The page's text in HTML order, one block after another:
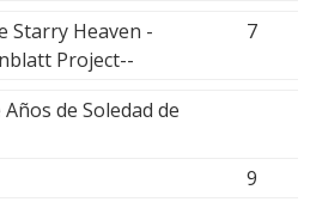
Starry Heaven -
Project--
7
de Soledad de
9